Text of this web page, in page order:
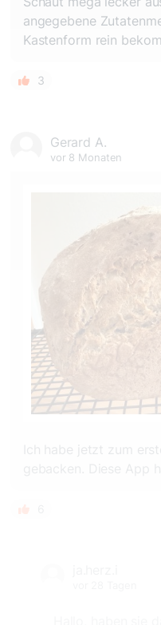
angegebene
Kastenform rein
3
Gerard A.
vor 8 Monaten